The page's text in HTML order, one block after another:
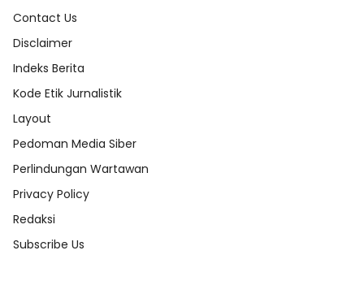
Contact Us
Disclaimer
Indeks Berita
Kode Etik Jurnalistik
Layout
Pedoman Media Siber
Perlindungan Wartawan
Privacy Policy
Redaksi
Subscribe Us